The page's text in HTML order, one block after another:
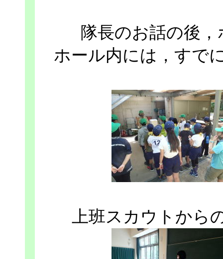
隊長のお話の後
ホール内には，すで
上班スカウトから